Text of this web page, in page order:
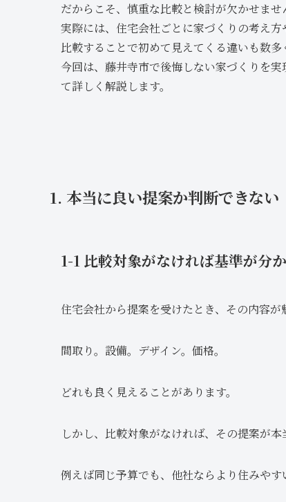
だからこそ、慎重な比較と検討が欠かせませ
実際には、住宅会社ごとに家づくりの考え
比較することで初めて見えてくる違いも数多
今回は、藤井寺市で後悔しない家づくりを
て詳しく解説します。
1. 本当に良い提案か判断できない
1-1 比較対象がなければ基準が分
住宅会社から提案を受けたとき、その内容が
間取り。設備。デザイン。価格。
どれも良く見えることがあります。
しかし、比較対象がなければ、その提案が
例えば同じ予算でも、他社ならより住みや